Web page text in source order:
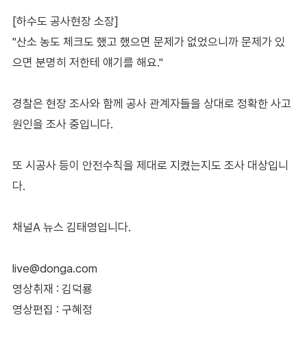
[하수도 공사현장 소장]
"산소 농도 체크도 했고 했으면 문제가 없었으니까 문제가 있
으면 분명히 저한테 얘기를 해요."
경찰은 현장 조사와 함께 공사 관계자들을 상대로 정확한 사고
원인을 조사 중입니다.
또 시공사 등이 안전수칙을 제대로 지켰는지도 조사 대상입니
다.
채널A 뉴스 김태영입니다.
live@donga.com
영상취재 : 김덕룡
영상편집 : 구혜정